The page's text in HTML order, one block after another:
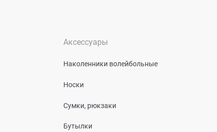
Аксессуары
Наколенники волейбольные
Носки
Сумки, рюкзаки
Бутылки